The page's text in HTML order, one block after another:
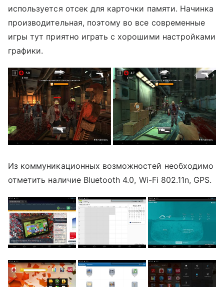
используется отсек для карточки памяти. Начинка
производительная, поэтому во все современные
игры тут приятно играть с хорошими настройками
графики.
Из коммуникационных возможностей необходимо
отметить наличие Bluetooth 4.0, Wi-Fi 802.11n, GPS.